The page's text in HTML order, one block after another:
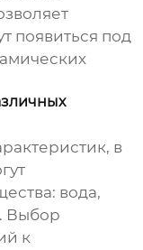
появиться под
в
вода,
Выбор
к